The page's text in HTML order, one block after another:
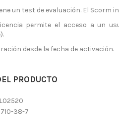
un test de evaluación. El Scorm
permite el acceso a un
desde la fecha de activación.
PRODUCTO
38-7